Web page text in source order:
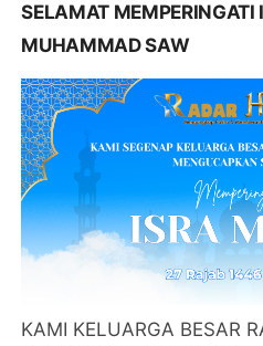
SELAMAT
MUHAMMAD SAW
KAMI KELUARGA BESAR